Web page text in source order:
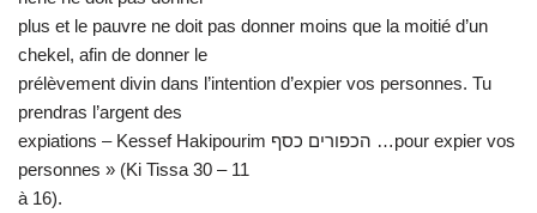
plus et le pauvre ne doit pas donner moins que la moitié d’un
chekel, afin de donner le
prélèvement divin dans l’intention d’expier vos personnes. Tu
prendras l’argent des
expiations – Kessef Hakipourim הכפורים כסף …pour expier vos
personnes » (Ki Tissa 30 – 11
à 16).